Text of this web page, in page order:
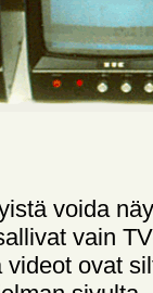
voida
vain
ovat